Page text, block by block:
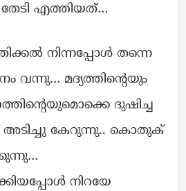
എത്തിയത്…
നിന്നപ്പോൾ തന്നെ
വന്നു… മദ്യത്തിന്റെയും
ദുഷിച്ച
അടിച്ചു കേറുന്നു.. കൊതുക്
നിറയേ